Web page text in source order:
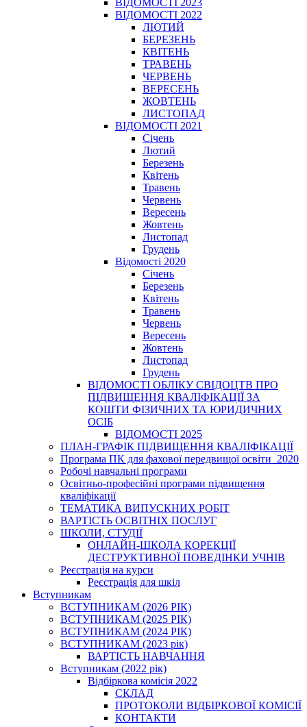
ВІДОМОСТІ 2023
ВІДОМОСТІ 2022
ЛЮТИЙ
БЕРЕЗЕНЬ
КВІТЕНЬ
ТРАВЕНЬ
ЧЕРВЕНЬ
ВЕРЕСЕНЬ
ЖОВТЕНЬ
ЛИСТОПАД
ВІДОМОСТІ 2021
Січень
Лютий
Березень
Квітень
Травень
Червень
Вересень
Жовтень
Листопад
Грудень
Відомості 2020
Січень
Березень
Квітень
Травень
Червень
Вересень
Жовтень
Листопад
Грудень
ВІДОМОСТІ ОБЛІКУ СВІДОЦТВ ПРО
ПІДВИЩЕННЯ КВАЛІФІКАЦІЇ ЗА
КОШТИ ФІЗИЧНИХ ТА ЮРИДИЧНИХ
ОСІБ
ВІДОМОСТІ 2025
ПЛАН-ГРАФІК ПІДВИЩЕННЯ КВАЛІФІКАЦІЇ
Програма ПК для фахової передвищої освіти_2020
Робочі навчальні програми
Освітньо-професійні програми підвищення
кваліфікації
ТЕМАТИКА ВИПУСКНИХ РОБІТ
ВАРТІСТЬ ОСВІТНІХ ПОСЛУГ
ШКОЛИ, СТУДІЇ
ОНЛАЙН-ШКОЛА КОРЕКЦІЇ
ДЕСТРУКТИВНОЇ ПОВЕДІНКИ УЧНІВ
Реєстрація на курси
Реєстрація для шкіл
Вступникам
ВСТУПНИКАМ (2026 РІК)
ВСТУПНИКАМ (2025 РІК)
ВСТУПНИКАМ (2024 РІК)
ВСТУПНИКАМ (2023 рік)
ВАРТІСТЬ НАВЧАННЯ
Вступникам (2022 рік)
Відбіркова комісія 2022
СКЛАД
ПРОТОКОЛИ ВІДБІРКОВОЇ КОМІСІЇ
КОНТАКТИ